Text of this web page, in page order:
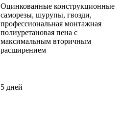
Оцинкованные конструкционные
саморезы, шурупы, гвозди,
профессиональная монтажная
полиуретановая пена с
максимальным вторичным
расширением
5 дней